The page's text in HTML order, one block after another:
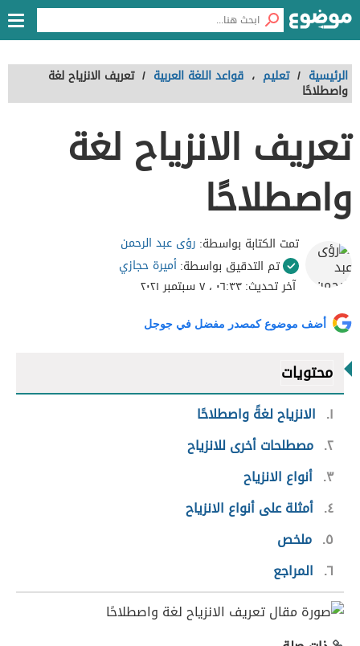
الرئيسية / تعليم ، قواعد اللغة العربية / تعريف الانزياح لغة
واصطلاحًا
تعريف الانزياح لغة
واصطلاحًا
تمت الكتابة بواسطة: رؤى عبد الرحمن
تم التدقيق بواسطة:أميرة حجازي
آخر تحديث:٠٦:٣٣ ، ٧ سبتمبر ٢٠٢١
أضف موضوع كمصدر مفضل في جوجل
محتويات
١
الانزياح لغةً واصطلاحًا
٢ مصطلحات أخرى للانزياح
٣ أنواع الانزياح
٤ أمثلة على أنواع الانزياح
٥ ملخص
٦ المراجع